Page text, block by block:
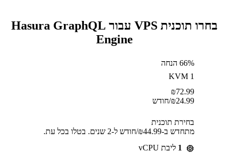
בחרו תוכנית VPS עבור Hasura GraphQL
Engine
66% הנחה
KVM 1
72.99
₪
24.99
₪/חודש
בחירת תוכנית
מתחדש ב-⁦44.99⁩₪/חודש ל-2 שנים. בטלו בכל עת.
1 ליבת vCPU